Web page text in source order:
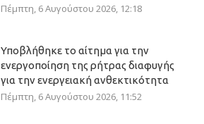
Πέμπτη, 6 Αυγούστου 2026, 12:18
Υποβλήθηκε το αίτημα για την
ενεργοποίηση της ρήτρας διαφυγής
για την ενεργειακή ανθεκτικότητα
Πέμπτη, 6 Αυγούστου 2026, 11:52